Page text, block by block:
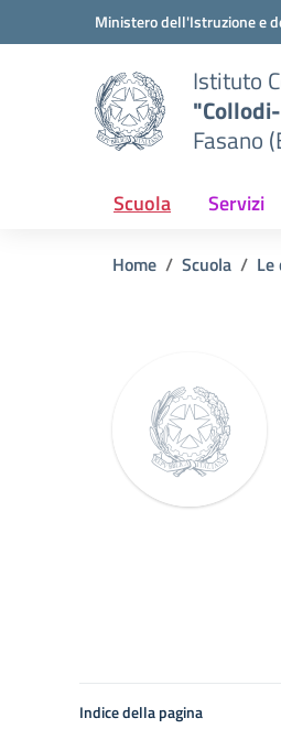
Vai ai contenuti
Vai al menu di navigazione
Ministero dell'Istruzione e
Istituto
Fasano
Scuola Servizi
Home Scuola
Indice della pagina